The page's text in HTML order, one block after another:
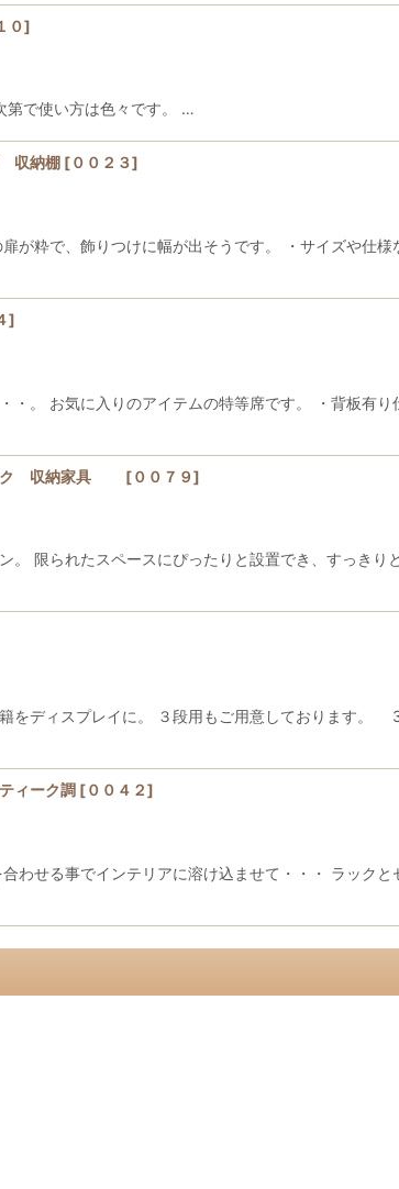
０]
で使い方は色々です。 …
収納棚 [００２３]
が粋で、飾りつけに幅が出そうです。 ・サイズや仕
]
・。 お気に入りのアイテムの特等席です。 ・背板有
ク 収納家具 [００７９]
。 限られたスペースにぴったりと設置でき、すっきり
をディスプレイに。 ３段用もご用意しております。
ィーク調 [００４２]
わせる事でインテリアに溶け込ませて・・・ ラック